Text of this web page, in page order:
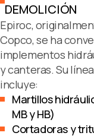
DEMOLICIÓN
Epiroc,
Copco, se ha
implementos
y canteras. Su
incluye:
Martillos
MB y HB)
Cortadoras y